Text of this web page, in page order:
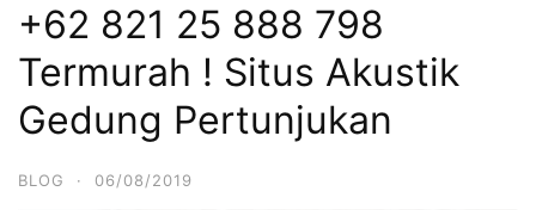
+62 821 25 888 798
Termurah ! Situs Akustik
Gedung Pertunjukan
BLOG · 06/08/2019